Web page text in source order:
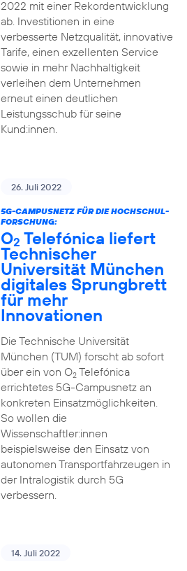
2022 mit einer Rekordentwicklung
ab. Investitionen in eine
verbesserte Netzqualität, innovative
Tarife, einen exzellenten Service
sowie in mehr Nachhaltigkeit
verleihen dem Unternehmen
erneut einen deutlichen
Leistungsschub für seine
Kund:innen.
26. Juli 2022
5G-CAMPUSNETZ FÜR DIE HOCHSCHUL-
FORSCHUNG:
O2 Telefónica liefert
Technischer
Universität München
digitales Sprungbrett
für mehr
Innovationen
Die Technische Universität
München (TUM) forscht ab sofort
über ein von O2Telefónica
errichtetes 5G-Campusnetz an
konkreten Einsatzmöglichkeiten.
So wollen die
Wissenschaftler:innen
beispielsweise den Einsatz von
autonomen Transportfahrzeugen in
der Intralogistik durch 5G
verbessern.
14. Juli 2022